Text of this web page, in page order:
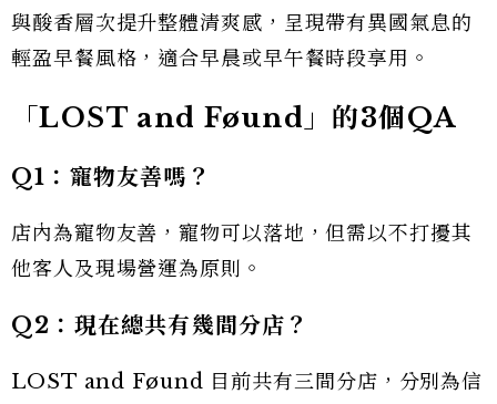
與酸香層次提升整體清爽感，呈現帶有異國氣息的
輕盈早餐風格，適合早晨或早午餐時段享用。
「LOST and Føund」的3個QA
Q1：寵物友善嗎？
店內為寵物友善，寵物可以落地，但需以不打擾其
他客人及現場營運為原則。
Q2：現在總共有幾間分店？
LOST and Føund 目前共有三間分店，分別為信